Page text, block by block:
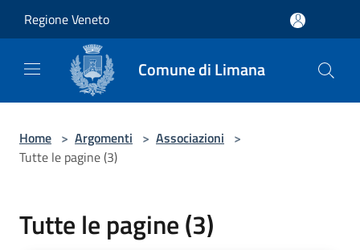
Regione Veneto
Comune di Limana
Home > Argomenti > Associazioni >
Tutte le pagine (3)
Tutte le pagine (3)